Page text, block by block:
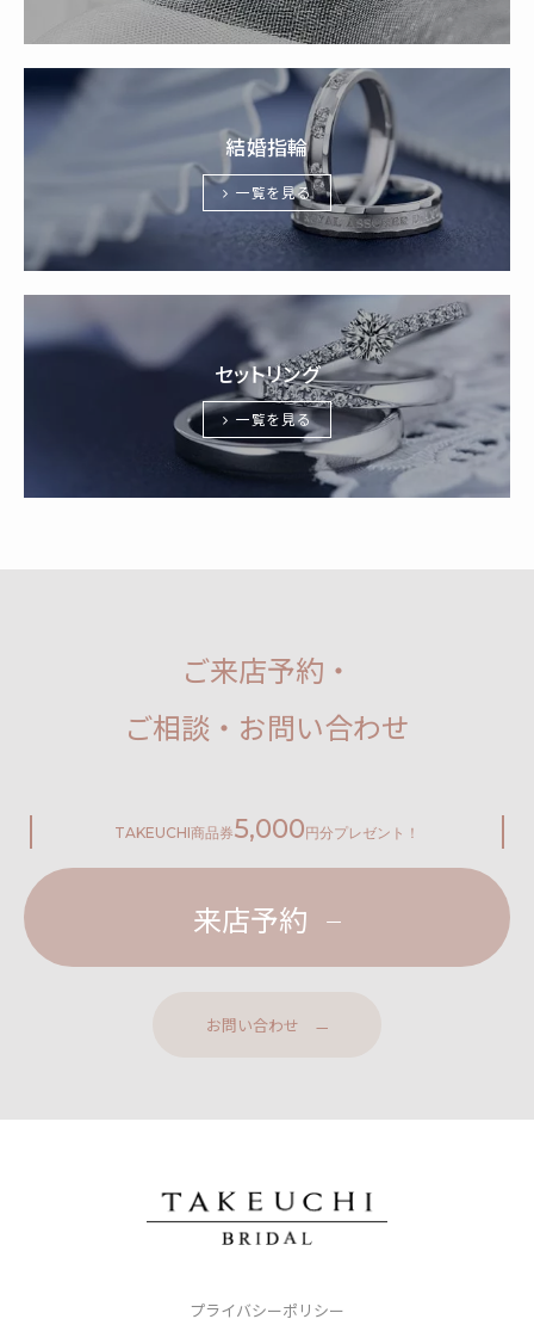
結婚指輪
一覧を見る
セットリング
一覧を見る
ご来店予約・
ご相談・お問い合わせ
TAKEUCHI商品券5,000円分プレゼント！
来店予約
お問い合わせ
プライバシーポリシー